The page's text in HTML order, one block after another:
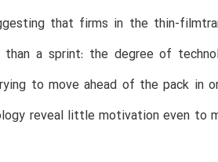
that firms in the thin-
a sprint: the degree of
to move ahead of the pack in
reveal little motivation even to